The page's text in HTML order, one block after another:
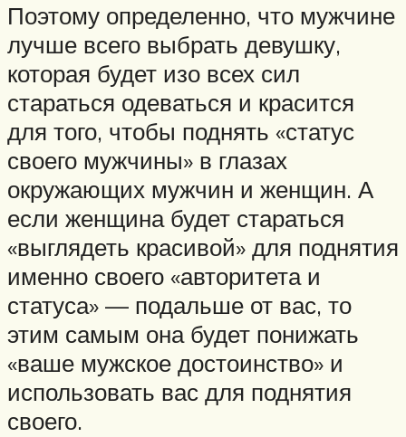
Поэтому определенно, что мужчине
лучше всего выбрать девушку,
которая будет изо всех сил
стараться одеваться и красится
для того, чтобы поднять «статус
своего мужчины» в глазах
окружающих мужчин и женщин. А
если женщина будет стараться
«выглядеть красивой» для поднятия
именно своего «авторитета и
статуса» — подальше от вас, то
этим самым она будет понижать
«ваше мужское достоинство» и
использовать вас для поднятия
своего.